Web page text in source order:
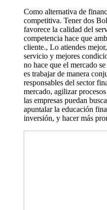
Como alternativa de
competitiva. Tener dos
favorece la calidad del
competencia hace que
cliente., Lo atiendes
servicio y mejores
no hace que el mercado
es trabajar de manera
responsables del sector
mercado, agilizar
las empresas puedan
apuntalar la educación
inversión, y hacer más